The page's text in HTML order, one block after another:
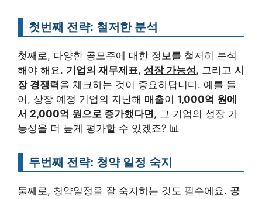
첫번째 전략: 철저한 분석
첫째로, 다양한 공모주에 대한 정보를 철저히 분석
해야 해요. 기업의 재무제표, 성장 가능성, 그리고 시
장 경쟁력을 체크하는 것이 중요하답니다. 예를 들
어, 상장 예정 기업의 지난해 매출이 1,000억 원에
서 2,000억 원으로 증가했다면, 그 기업의 성장 가
능성을 더 높게 평가할 수 있겠죠? 📊
두번째 전략: 청약 일정 숙지
둘째로, 청약일정을 잘 숙지하는 것도 필수에요. 공